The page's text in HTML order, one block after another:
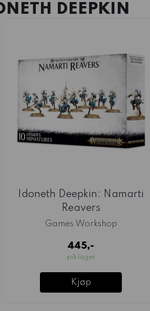
DEEPKIN
Idoneth Deepkin: Namarti
Reavers
Games Workshop
445,-
på lager
Kjøp